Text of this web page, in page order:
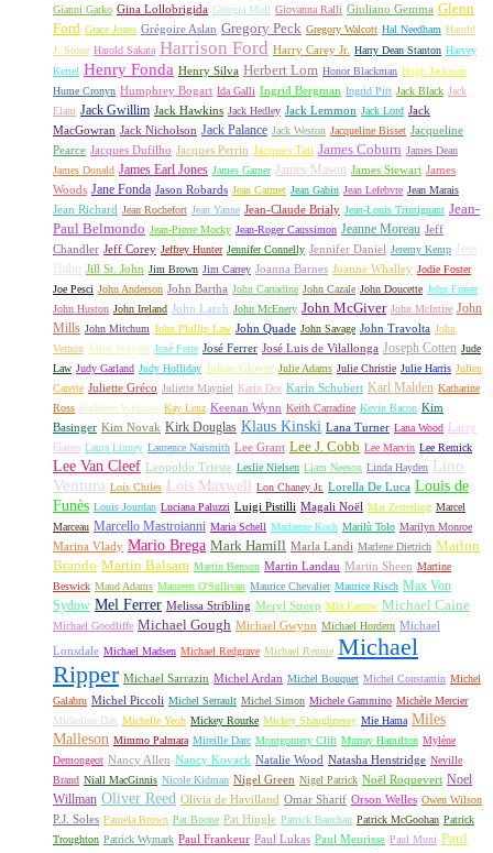
Gianni Garko Gina Lollobrigida Giorgia Moll Giovanna Ralli Giuliano Gemma Glenn
Ford Grace Jones Grégoire Aslan Gregory Peck Gregory Walcott Hal Needham Harold
J. Stone Harold Sakata Harrison Ford Harry Carey Jr. Harry Dean Stanton Harvey
Keitel Henry Fonda Henry Silva Herbert Lom Honor Blackman Hugh Jackman
Hume Cronyn Humphrey Bogart Ida Galli Ingrid Bergman Ingrid Pitt Jack Black Jack
Elam Jack Gwillim Jack Hawkins Jack Hedley Jack Lemmon Jack Lord Jack
MacGowran Jack Nicholson Jack Palance Jack Weston Jacqueline Bisset Jacqueline
Pearce Jacques Dufilho Jacques Perrin Jacques Tati James Coburn James Dean
James Donald James Earl Jones James Garner James Mason James Stewart James
Woods Jane Fonda Jason Robards Jean Carmet Jean Gabin Jean Lefebvre Jean Marais
Jean Richard Jean Rochefort Jean Yanne Jean-Claude Brialy Jean-Louis Trintignant Jean-
Paul Belmondo Jean-Pierre Mocky Jean-Roger Caussimon Jeanne Moreau Jeff
Chandler Jeff Corey Jeffrey Hunter Jennifer Connelly Jennifer Daniel Jeremy Kemp
Jess
Hahn Jill St. John Jim Brown Jim Carrey Joanna Barnes Joanne Whalley Jodie Foster
Joe Pesci John Anderson John Bartha John Carradine John Cazale John Doucette John Fraser
John Huston John Ireland John Larch John McEnery John McGiver John McIntire John
Mills John Mitchum John Phillip Law John Quade John Savage John Travolta John
Vernon John Wayne José Ferre José Ferrer José Luis de Vilallonga Joseph Cotten Jude
Law Judy Garland Judy Holliday Julian Glover Julie Adams Julie Christie Julie Harris Julien
Carette Juliette Gréco Juliette Mayniel Karin Dor Karin Schubert Karl Malden Katharine
Ross Kathleen Widdoes Kay Lenz Keenan Wynn Keith Carradine Kevin Bacon Kim
Basinger Kim Novak Kirk Douglas Klaus Kinski Lana Turner Lana Wood Larry
Gates Laura Linney Laurence Naismith Lee Grant Lee J. Cobb Lee Marvin Lee Remick
Lee Van Cleef Leopoldo Trieste Leslie Nielsen Liam Neeson Linda Hayden Lino
Ventura Lois Chiles Lois Maxwell Lon Chaney Jr. Lorella De Luca Louis de
Funès Louis Jourdan Luciana Paluzzi Luigi Pistilli Magali Noël Mai Zetterling Marcel
Marceau Marcello Mastroianni Maria Schell Marianne Koch Marilù Tolo Marilyn Monroe
Marina Vlady Mario Brega Mark Hamill Marla Landi Marlene Dietrich Marlon
Brando Martin Balsam Martin Benson Martin Landau Martin Sheen Martine
Beswick Maud Adams Maureen O'Sullivan Maurice Chevalier Maurice Risch Max Von
Sydow Mel Ferrer Melissa Stribling Meryl Streep Mia Farrow Michael Caine
Michael Goodliffe Michael Gough Michael Gwynn Michael Hordern Michael
Lonsdale Michael Madsen Michael Redgrave Michael Rennie Michael
Ripper Michael Sarrazin Michel Ardan Michel Bouquet Michel Constantin Michel
Galabru Michel Piccoli Michel Serrault Michel Simon Michele Gammino Michèle Mercier
Micheline Dax Michelle Yeoh Mickey Rourke Mickey Shaughnessy Mie Hama Miles
Malleson Mimmo Palmara Mireille Darc Montgomery Clift Murray Hamilton Mylène
Demongeot Nancy Allen Nancy Kovack Natalie Wood Natasha Henstridge Neville
Brand Niall MacGinnis Nicole Kidman Nigel Green Nigel Patrick Noël Roquevert Noel
Willman Oliver Reed Olivia de Havilland Omar Sharif Orson Welles Owen Wilson
P.J. Soles Pamela Brown Pat Boone Pat Hingle Patrick Bauchau Patrick McGoohan Patrick
Troughton Patrick Wymark Paul Frankeur Paul Lukas Paul Meurisse Paul Muni Paul